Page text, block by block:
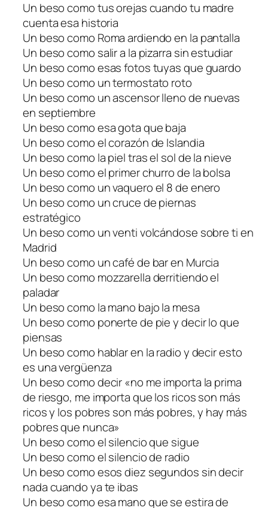
Un beso como tus orejas cuando tu madre
cuenta esa historia
Un beso como Roma ardiendo en la pantalla
Un beso como salir a la pizarra sin estudiar
Un beso como esas fotos tuyas que guardo
Un beso como un termostato roto
Un beso como un ascensor lleno de nuevas
en septiembre
Un beso como esa gota que baja
Un beso como el corazón de Islandia
Un beso como la piel tras el sol de la nieve
Un beso como el primer churro de la bolsa
Un beso como un vaquero el 8 de enero
Un beso como un cruce de piernas
estratégico
Un beso como un venti volcándose sobre ti en
Madrid
Un beso como un café de bar en Murcia
Un beso como mozzarella derritiendo el
paladar
Un beso como la mano bajo la mesa
Un beso como ponerte de pie y decir lo que
piensas
Un beso como hablar en la radio y decir esto
es una vergüenza
Un beso como decir «no me importa la prima
de riesgo, me importa que los ricos son más
ricos y los pobres son más pobres, y hay más
pobres que nunca»
Un beso como el silencio que sigue
Un beso como el silencio de radio
Un beso como esos diez segundos sin decir
nada cuando ya te ibas
Un beso como esa mano que se estira de